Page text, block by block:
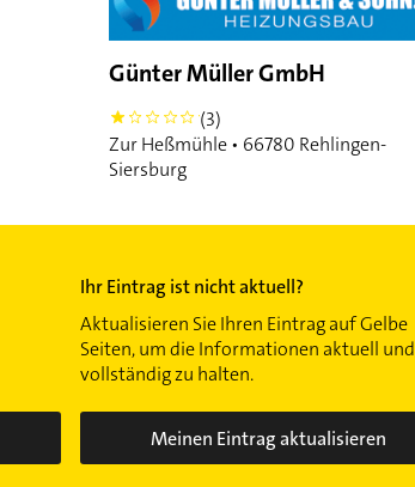
Günter Müller GmbH
1
(3)
Zur Heßmühle • 66780 Rehlingen-
Siersburg
Ihr Eintrag ist nicht aktuell?
Aktualisieren Sie Ihren Eintrag auf Gelbe
Seiten, um die Informationen aktuell und
vollständig zu halten.
Meinen Eintrag aktualisieren